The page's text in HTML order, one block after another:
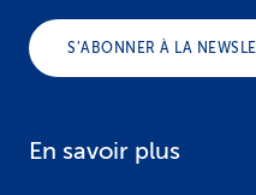
S’ABONNER À LA
En savoir plus